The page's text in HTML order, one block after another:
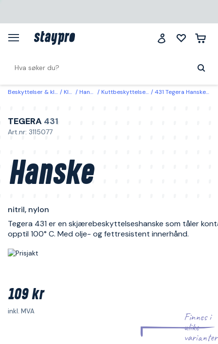
Beskyttelser & klær Klær Hansker Kuttbeskyttelseshansker 431 Tegera Hanske nitril, nylon 6
TEGERA 431
Art.nr: 3115077
Hanske
nitril, nylon
Tegera 431 er en skjærebeskyttelseshanske som tåler
opptil 100° C. Med olje- og fettresistent innerhånd.
109 kr
inkl. MVA
Finnes i
ulike
varianter